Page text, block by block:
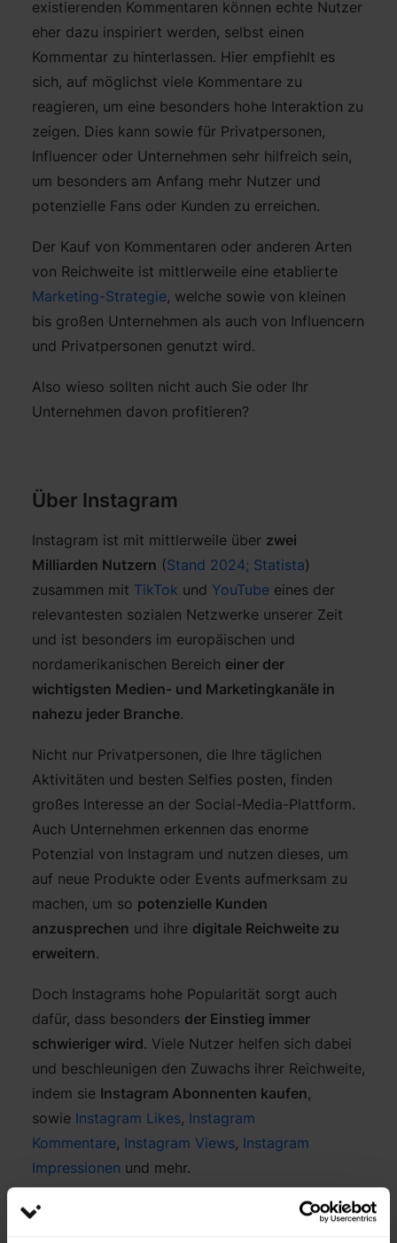
existierenden Kommentaren können echte Nutzer
eher dazu inspiriert werden, selbst einen
Kommentar zu hinterlassen. Hier empfiehlt es
sich, auf möglichst viele Kommentare zu
reagieren, um eine besonders hohe Interaktion zu
zeigen. Dies kann sowie für Privatpersonen,
Influencer oder Unternehmen sehr hilfreich sein,
um besonders am Anfang mehr Nutzer und
potenzielle Fans oder Kunden zu erreichen.
Der Kauf von Kommentaren oder anderen Arten
von Reichweite ist mittlerweile eine etablierte
Marketing-Strategie, welche sowie von kleinen
bis großen Unternehmen als auch von Influencern
und Privatpersonen genutzt wird.
Also wieso sollten nicht auch Sie oder Ihr
Unternehmen davon profitieren?
Über Instagram
Instagram ist mit mittlerweile über zwei
Milliarden Nutzern (Stand 2024; Statista)
zusammen mit TikTok und YouTube eines der
relevantesten sozialen Netzwerke unserer Zeit
und ist besonders im europäischen und
nordamerikanischen Bereich einer der
wichtigsten Medien- und Marketingkanäle in
nahezu jeder Branche.
Nicht nur Privatpersonen, die Ihre täglichen
Aktivitäten und besten Selfies posten, finden
großes Interesse an der Social-Media-Plattform.
Auch Unternehmen erkennen das enorme
Potenzial von Instagram und nutzen dieses, um
auf neue Produkte oder Events aufmerksam zu
machen, um so potenzielle Kunden
anzusprechen und ihre digitale Reichweite zu
erweitern.
Doch Instagrams hohe Popularität sorgt auch
dafür, dass besonders der Einstieg immer
schwieriger wird. Viele Nutzer helfen sich dabei
und beschleunigen den Zuwachs ihrer Reichweite,
indem sie Instagram Abonnenten kaufen,
sowie Instagram Likes, Instagram
Kommentare, Instagram Views, Instagram
Impressionen und mehr.